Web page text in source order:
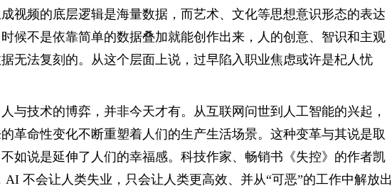
视频的底层逻辑是海量数据，而艺术、文化等思想意识形态的表达
候不是依靠简单的数据叠加就能创作出来，人的创意、智识和主观
无法复刻的。从这个层面上说，过早陷入职业焦虑或许是杞人忧
与技术的博弈，并非今天才有。从互联网问世到人工智能的兴起，
革命性变化不断重塑着人们的生产生活场景。这种变革与其说是取
如说是延伸了人们的幸福感。科技作家、畅销书《失控》的作者凯
AI 不会让人类失业，只会让人类更高效、并从“可恶”的工作中解放出